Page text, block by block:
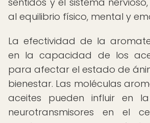
al equilibrio físico, mental y
La efectividad de la
en la capacidad de los
para afectar el estado de
bienestar. Las moléculas
aceites pueden influir en
neurotransmisores en el